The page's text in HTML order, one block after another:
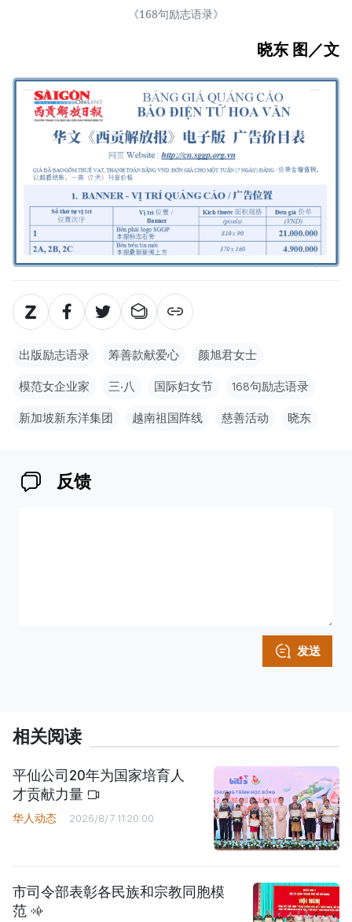
《168句励志语录》
晓东 图／文
出版励志语录 筹善款献爱心 颜旭君女士
模范女企业家 三‧八 国际妇女节 168句励志语录
新加坡新东洋集团 越南祖国阵线 慈善活动 晓东
反馈
发送
相关阅读
平仙公司20年为国家培育人
才贡献力量
华人动态 2026/8/7 11:20:00
市司令部表彰各民族和宗教同胞模
范